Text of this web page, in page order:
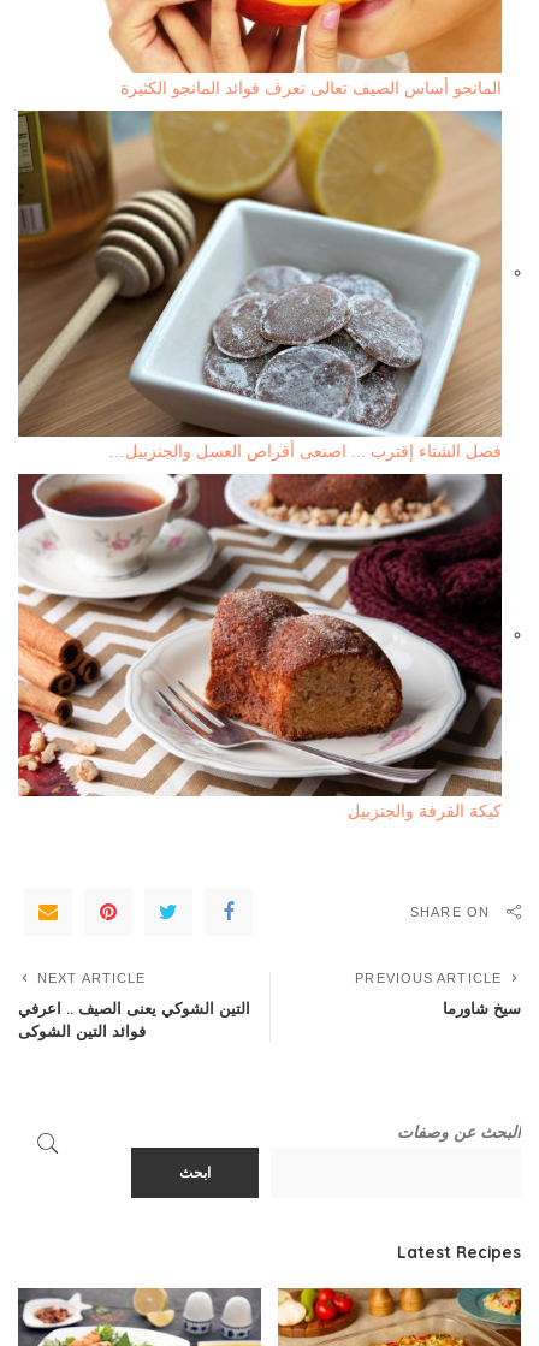
المانجو أساس الصيف تعالى نعرف فوائد المانجو الكثيرة
فصل الشتاء إقترب ... اصنعى أقراص العسل والجنزبيل…
كيكة القرفة والجنزبيل
SHARE ON
PREVIOUS ARTICLE
سيخ شاورما
NEXT ARTICLE
التين الشوكي يعنى الصيف .. اعرفي
فوائد التين الشوكى
البحث عن وصفات
ابحث
Latest Recipes